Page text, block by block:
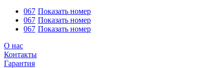
067 Показать номер
067 Показать номер
067 Показать номер
О нас
Контакты
Гарантия